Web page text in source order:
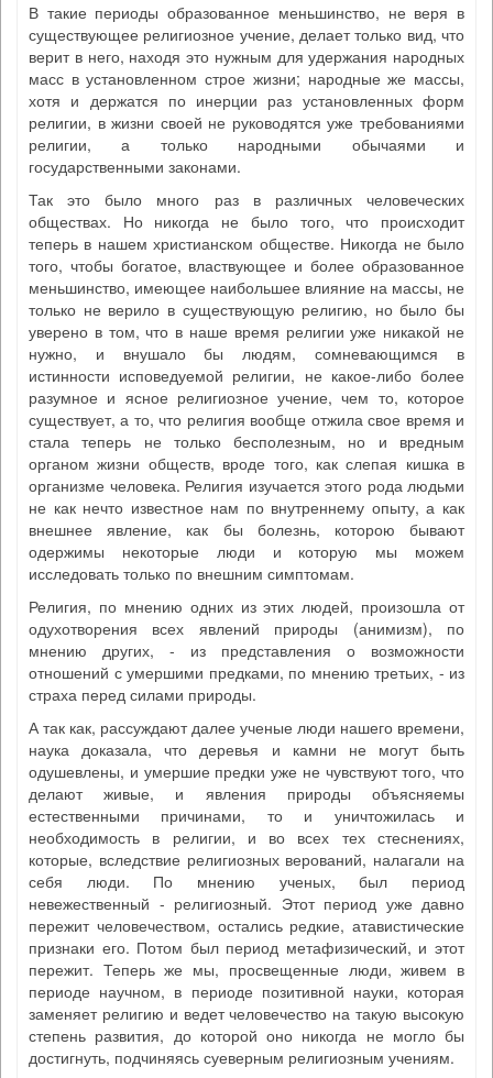
В такие периоды образованное меньшинство, не веря в
существующее религиозное учение, делает только вид, что
верит в него, находя это нужным для удержания народных
масс в установленном строе жизни; народные же массы,
хотя и держатся по инерции раз установленных форм
религии, в жизни своей не руководятся уже требованиями
религии, а только народными обычаями и
государственными законами.
Так это было много раз в различных человеческих
обществах. Но никогда не было того, что происходит
теперь в нашем христианском обществе. Никогда не было
того, чтобы богатое, властвующее и более образованное
меньшинство, имеющее наибольшее влияние на массы, не
только не верило в существующую религию, но было бы
уверено в том, что в наше время религии уже никакой не
нужно, и внушало бы людям, сомневающимся в
истинности исповедуемой религии, не какое-либо более
разумное и ясное религиозное учение, чем то, которое
существует, а то, что религия вообще отжила свое время и
стала теперь не только бесполезным, но и вредным
органом жизни обществ, вроде того, как слепая кишка в
организме человека. Религия изучается этого рода людьми
не как нечто известное нам по внутреннему опыту, а как
внешнее явление, как бы болезнь, которою бывают
одержимы некоторые люди и которую мы можем
исследовать только по внешним симптомам.
Религия, по мнению одних из этих людей, произошла от
одухотворения всех явлений природы (анимизм), по
мнению других, - из представления о возможности
отношений с умершими предками, по мнению третьих, - из
страха перед силами природы.
А так как, рассуждают далее ученые люди нашего времени,
наука доказала, что деревья и камни не могут быть
одушевлены, и умершие предки уже не чувствуют того, что
делают живые, и явления природы объясняемы
естественными причинами, то и уничтожилась и
необходимость в религии, и во всех тех стеснениях,
которые, вследствие религиозных верований, налагали на
себя люди. По мнению ученых, был период
невежественный - религиозный. Этот период уже давно
пережит человечеством, остались редкие, атавистические
признаки его. Потом был период метафизический, и этот
пережит. Теперь же мы, просвещенные люди, живем в
периоде научном, в периоде позитивной науки, которая
заменяет религию и ведет человечество на такую высокую
степень развития, до которой оно никогда не могло бы
достигнуть, подчиняясь суеверным религиозным учениям.